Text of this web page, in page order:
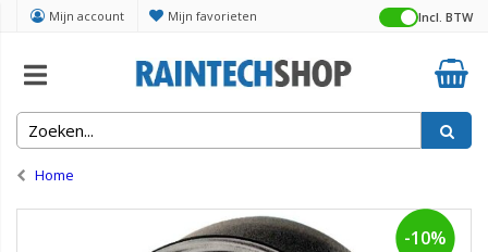
Mijn account Mijn favorieten Incl. BTW
Home
-10%